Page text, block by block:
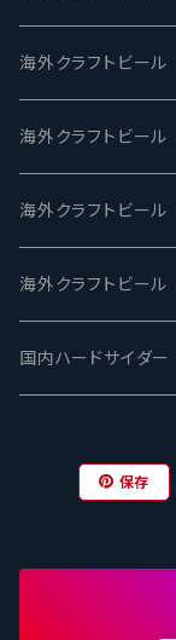
2nd Story Ale
ビアへるん - Beer
忽布古丹醸造 -
ワイマーケットブ
志賀高原ビール -
箕面ビール -
サンクトガーレン -
Maui マウイ
Toppling Goliath
Fair State フェア
Lagunitas ラグニ
FirestoneWalker
Mikkeller ミッケ
Hop Nation ホップ
UnBarred -アンバ
SAIREN /サイレ
ワイルドチャイルド
BrewDog Brewery
The Flying Inn / ザ
Lambiek Fabriek -
Marble / マーブル
海外クラフトビー
gweilo-鬼佬 グウ
Heart Of Darkness
Carbon brews -カ
TAIHU - タイフー
Behemoth - ベヒ
海外クラフトビール
ROCKY RIDGE - ロ
BODRIGGY
CO-
Deep Creek
8 Wired エイトワイ
海外クラフトビー
Jackie O's ジャッ
Westbrook ウェス
Strathcona スト
ODIN BREWING オ
海外クラフトビー
Karmeliten カーメ
Früh フリュー
Plank プランク
国内ハードサイダー
保存